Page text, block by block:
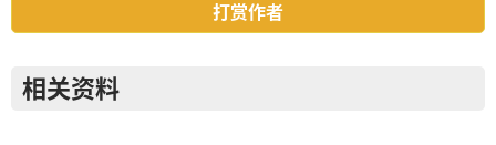
打赏作者
相关资料